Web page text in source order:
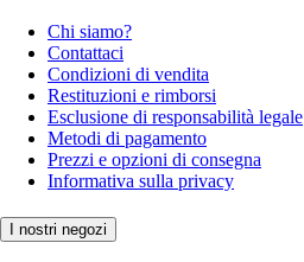
Chi siamo?
Contattaci
Condizioni di vendita
Restituzioni e rimborsi
Esclusione di responsabilità legale
Metodi di pagamento
Prezzi e opzioni di consegna
Informativa sulla privacy
I nostri negozi